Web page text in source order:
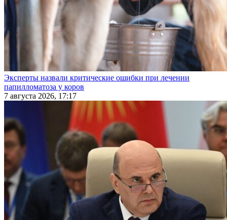
Эксперты назвали критические ошибки при лечении
папилломатоза у коров
7 августа 2026, 17:17